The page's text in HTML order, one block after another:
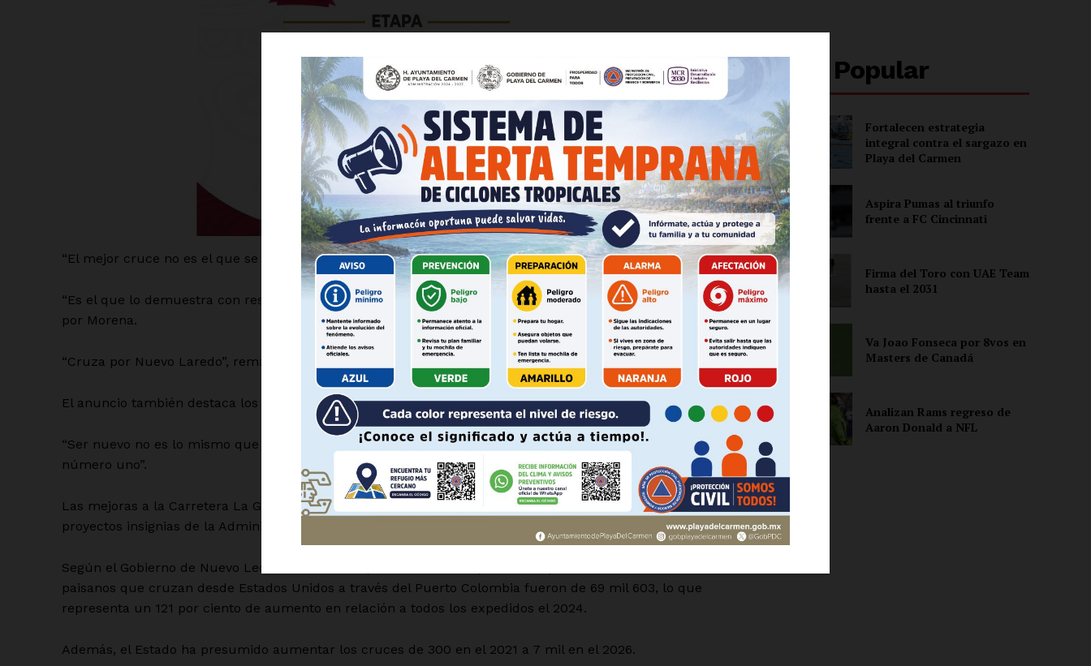
Luces
Del Siglo
SUSCRÍBETE AHORA
Empresa
Nosotros
Contacto
Política de privacidad
Políticas del Sitio
Información Propietaria / Financiación
Mi cuenta
“El mejor cruce no es el que se cree ser el #1”, dice una parte del panorámico, en letras de color naranja.
“Es el que lo demuestra con resultados”, añade el anuncio, en un fondo de color guindo, similar al usado
por Morena.
“Cruza por Nuevo Laredo”, remata el panorámico.
El anuncio también destaca los colores naranja y guinda dentro de la frase.
“Ser nuevo no es lo mismo que ser el primero. Cruza por Nuevo Laredo. Lo dicen los números, somos los
número uno”.
Las mejoras a la Carretera La Gloria-Colombia y la modernización del Puerto Colombia ha sido uno de los
proyectos insignias de la Administración emecista estatal.
Según el Gobierno de Nuevo León, de enero a septiembre del año pasado los permisos de internamiento a
paisanos que cruzan desde Estados Unidos a través del Puerto Colombia fueron de 69 mil 603, lo que
representa un 121 por ciento de aumento en relación a todos los expedidos el 2024.
Además, el Estado ha presumido aumentar los cruces de 300 en el 2021 a 7 mil en el 2026.
Lo + Popular
Fortalecen estrategia
integral contra el sargazo en
Playa del Carmen
Aspira Pumas al triunfo
frente a FC Cincinnati
Firma del Toro con UAE Team
hasta el 2031
Va Joao Fonseca por 8vos en
Masters de Canadá
Analizan Rams regreso de
Aaron Donald a NFL